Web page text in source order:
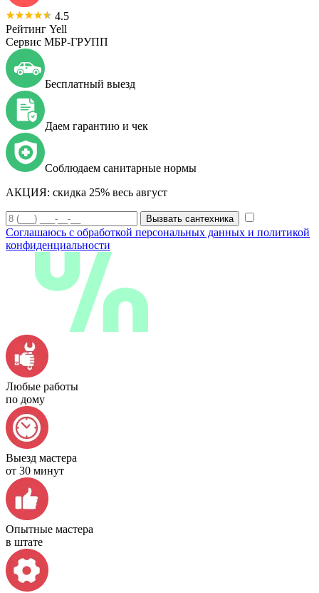
4.5
Рейтинг Yell
Сервис МБР-ГРУПП
Бесплатный выезд
Даем гарантию и чек
Соблюдаем санитарные нормы
АКЦИЯ: скидка 25% весь август
Вызвать сантехника
Соглашаюсь с обработкой персональных данных и политикой
конфиденциальности
Любые работы
по дому
Выезд мастера
от 30 минут
Опытные мастера
в штате